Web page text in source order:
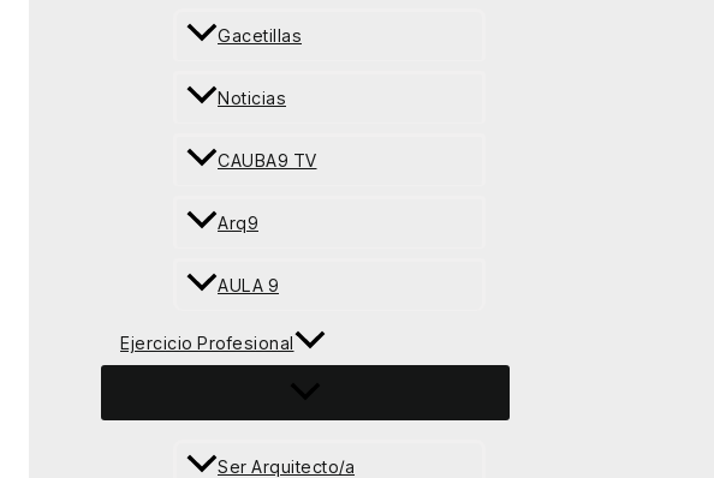
Gacetillas
Noticias
CAUBA9 TV
Arq9
AULA 9
Ejercicio Profesional
Ser Arquitecto/a